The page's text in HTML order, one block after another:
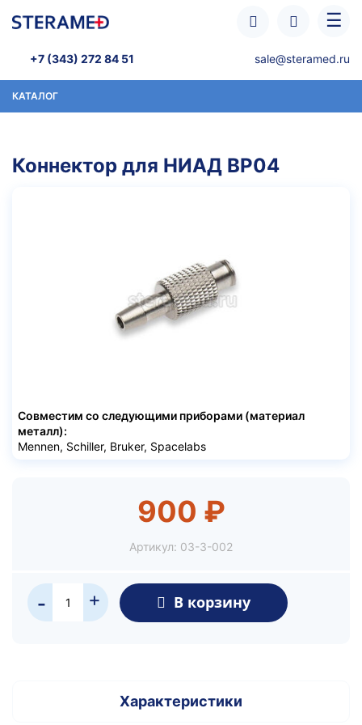
☰
+7 (343) 272 84 51 sale@steramed.ru
КАТАЛОГ
Коннектор для НИАД BP04
Совместим со следующими приборами (материал
металл):
Mennen, Schiller, Bruker, Spacelabs
900 ₽
Артикул: 03-3-002
- + В корзину
Характеристики